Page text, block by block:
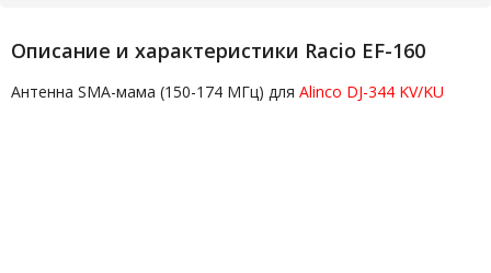
Описание и характеристики Racio EF-160
Антенна SMA-мама (150-174 МГц) для Alinco DJ-344 KV/KU